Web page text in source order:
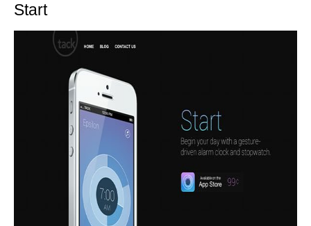
Start